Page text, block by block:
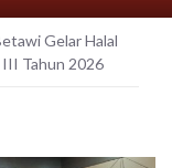
Gelar Halal
III Tahun 2026